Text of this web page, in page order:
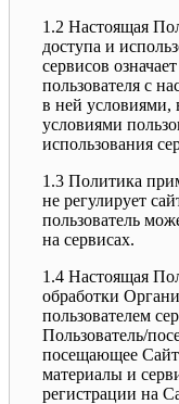
1.2 Настоящая
доступа и
сервисов
пользователя с
в ней условиями,
условиями
использования
1.3 Политика
не регулирует
пользователь
на сервисах.
1.4 Настоящая
обработки
пользователем
Пользователь/
посещающее
материалы и
регистрации на